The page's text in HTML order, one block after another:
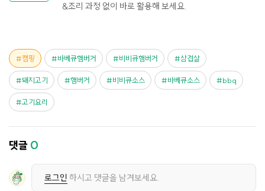
&조리 과정 없이 바로 활용해 보세요.
캠핑 바베큐햄버거 비비큐햄버거 삼겹살
돼지고기 햄버거 비비큐소스 바베큐소스 bbq
고기요리
댓글 0
로그인 하시고 댓글을 남겨보세요.